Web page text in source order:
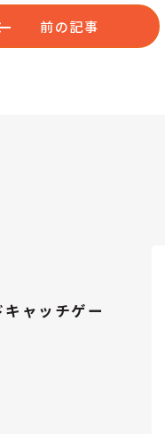
前の記事
ャッチゲー